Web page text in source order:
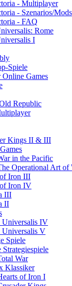
- Multiplayer
- Szenarios/Mods
- FAQ
Rome
I
Spiele
Games
Republic
Kings II & III
in the Pacific
Operational Art of
Iron III
Iron IV
III
II
Universalis IV
V
Spiele
War
Klassiker
of Iron I